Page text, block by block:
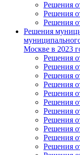
Решения
Решения
Решения
Решения
Москве в 2023
Решения
Решения
Решения
Решения
Решения
Решения
Решения
Решения
Решения
Решения
Решения